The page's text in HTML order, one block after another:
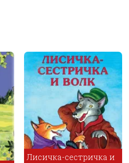
Лисичка-сестричка и